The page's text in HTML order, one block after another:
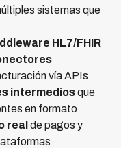
sistemas que
HL7/FHIR
vía APIs
intermediosque
en formato
real de pagos y